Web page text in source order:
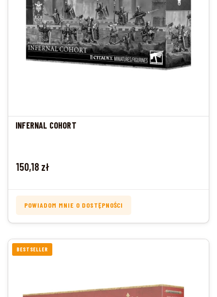
INFERNAL COHORT
Cena
150,18 zł
POWIADOM MNIE O DOSTĘPNOŚCI
BESTSELLER